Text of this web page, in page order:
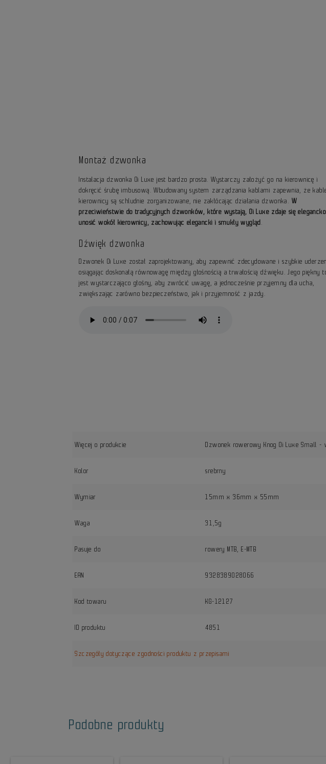
Montaż dzwonka
Instalacja dzwonka Oi Luxe jest bardzo prosta. Wystarczy założyć go na kierownicę i
dokręcić śrubę imbusową. Wbudowany system zarządzania kablami zapewnia, że
kierownicy są schludnie zorganizowane, nie zakłócając działania dzwonka. W
przeciwieństwie do tradycyjnych dzwonków, które wystają, Oi Luxe zdaje się elegancko
unosić wokół kierownicy, zachowując elegancki i smukły wygląd
Dźwięk dzwonka
Dzwonek Oi Luxe został zaprojektowany, aby zapewnić zdecydowane i szybkie
osiągając doskonałą równowagę między głośnością a trwałością dźwięku. Jego piękny
jest wystarczająco głośny, aby zwrócić uwagę, a jednocześnie przyjemny dla ucha,
zwiększając zarówno bezpieczeństwo, jak i przyjemność z jazdy.
Więcej o produkcie Dzwonek rowerowy Knog Oi Luxe Small -
Kolor srebrny
Wymiar 15mm x 36mm x 55mm
Waga 31,5g
Pasuje do rowery MTB, E-MTB
EAN 9328389028066
Kod towaru KG-12127
ID produktu 4851
Szczegóły dotyczące zgodności produktu z przepisami
Podobne produkty